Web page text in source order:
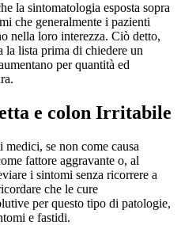
la sintomatologia esposta sopra
che generalmente i pazienti
nella loro interezza. Ciò detto,
la lista prima di chiedere un
per quantità ed
e colon Irritabile
se non come causa
fattore aggravante o, al
i sintomi senza ricorrere a
che le cure
per questo tipo di patologie,
e fastidi.